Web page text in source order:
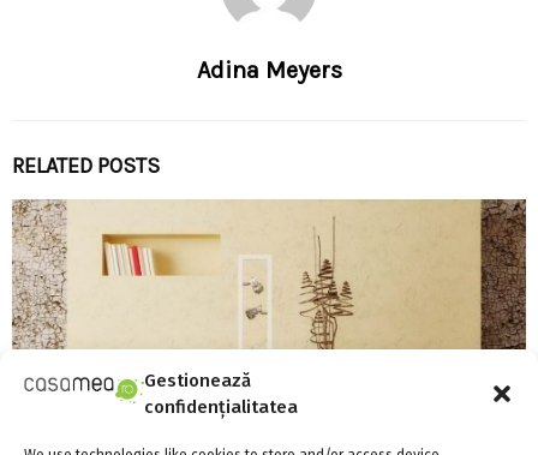
Gestionează
confidențialitatea
Adina Meyers
RELATED POSTS